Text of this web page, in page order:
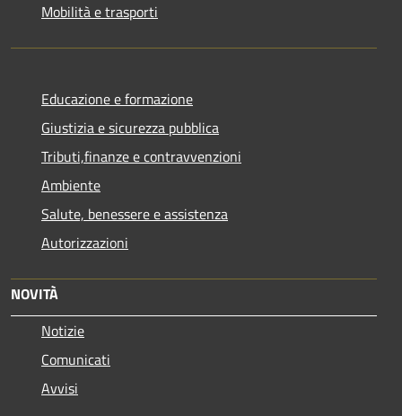
Mobilità e trasporti
Educazione e formazione
Giustizia e sicurezza pubblica
Tributi,finanze e contravvenzioni
Ambiente
Salute, benessere e assistenza
Autorizzazioni
NOVITÀ
Notizie
Comunicati
Avvisi